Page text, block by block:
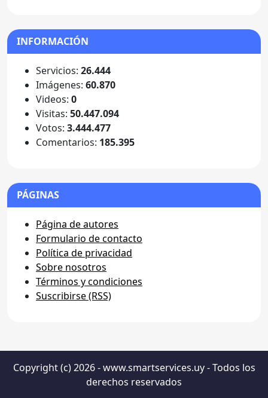
INFORMACIÓN
Servicios: 26.444
Imágenes: 60.870
Videos: 0
Visitas: 50.447.094
Votos: 3.444.477
Comentarios: 185.395
PÁGINAS
Página de autores
Formulario de contacto
Política de privacidad
Sobre nosotros
Términos y condiciones
Suscribirse (RSS)
Copyright (c) 2026 - www.smartservices.uy - Todos los
derechos reservados